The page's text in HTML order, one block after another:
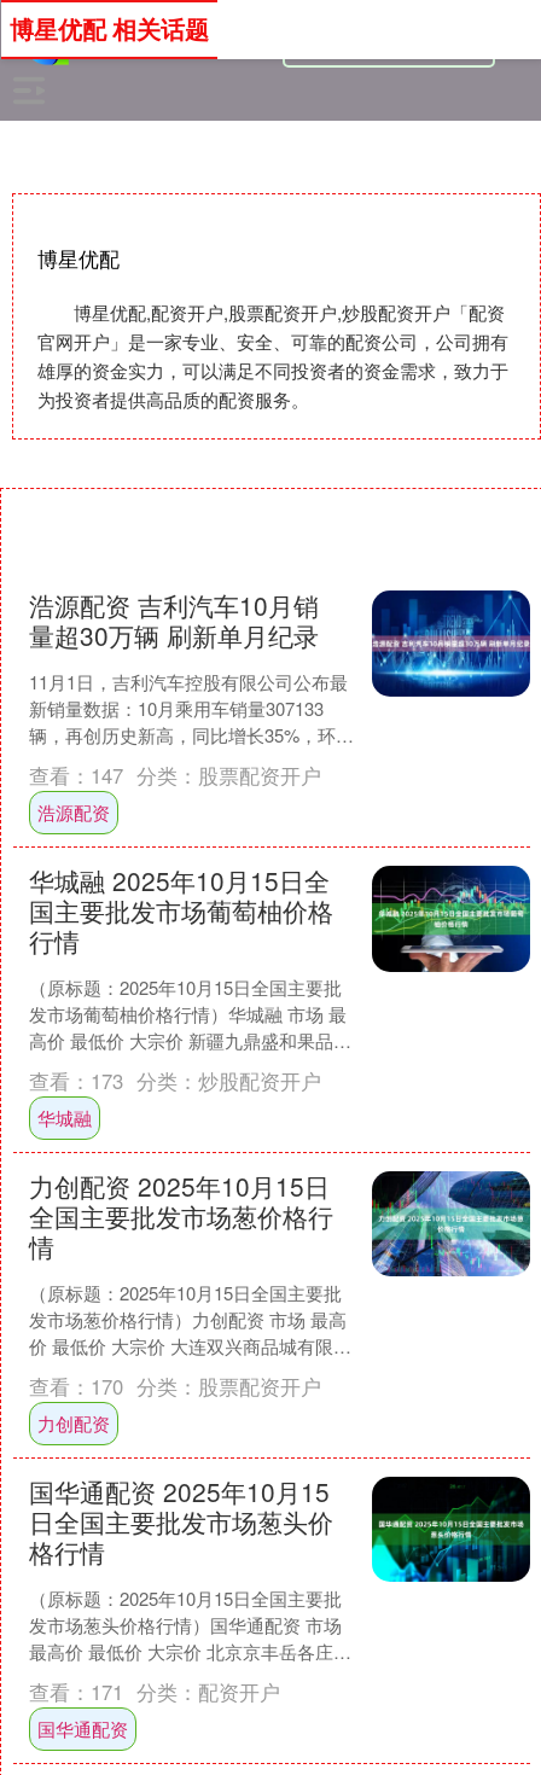
博星优配
博星优配,配资开户,股票配资开户,炒股配资开户「配资
官网开户」是一家专业、安全、可靠的配资公司，公司拥有
雄厚的资金实力，可以满足不同投资者的资金需求，致力于
为投资者提供高品质的配资服务。
博星优配 相关话题
浩源配资 吉利汽车10月销
量超30万辆 刷新单月纪录
11月1日，吉利汽车控股有限公司公布最
新销量数据：10月乘用车销量307133
辆，再创历史新高，同比增长35%，环比
增长12%，已连续8个月保持同环比提升
态势。....
查看： 147 分类： 股票配资开户
浩源配资
华城融 2025年10月15日全
国主要批发市场葡萄柚价格
行情
（原标题：2025年10月15日全国主要批
发市场葡萄柚价格行情）华城融 市场 最
高价 最低价 大宗价 新疆九鼎盛和果品经
营管理有限公司 6.50 5.00 5.....
查看： 173 分类： 炒股配资开户
华城融
力创配资 2025年10月15日
全国主要批发市场葱价格行
情
（原标题：2025年10月15日全国主要批
发市场葱价格行情）力创配资 市场 最高
价 最低价 大宗价 大连双兴商品城有限公
司 7.00 5.00 6.00 辽宁朝....
查看： 170 分类： 股票配资开户
力创配资
国华通配资 2025年10月15
日全国主要批发市场葱头价
格行情
（原标题：2025年10月15日全国主要批
发市场葱头价格行情）国华通配资 市场
最高价 最低价 大宗价 北京京丰岳各庄农
副产品批发市场 2.60 2.00 2.....
查看： 171 分类： 配资开户
国华通配资